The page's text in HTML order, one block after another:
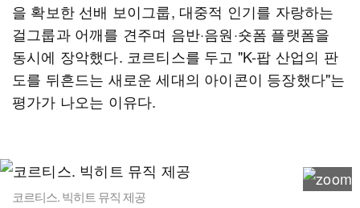
을 확보한 선배 보이그룹, 대중적 인기를 자랑하는
걸그룹과 어깨를 견주며 음반·음원·숏폼 플랫폼을
동시에 장악했다. 코르티스를 두고 "K-팝 산업의 판
도를 뒤흔드는 새로운 세대의 아이콘이 등장했다"는
평가가 나오는 이유다.
코르티스. 빅히트 뮤직 제공